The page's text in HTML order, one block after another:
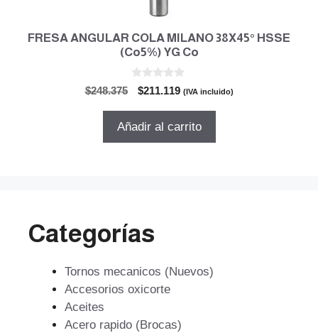
FRESA ANGULAR COLA MILANO 38X45° HSSE
(Co5%) YG Co
$248.375
El
original
$211.119El
actual
(IVA incluido)
Añadir al carrito
Categorías
Tornos mecanicos (Nuevos)
Accesorios oxicorte
Aceites
Acero rapido (Brocas)